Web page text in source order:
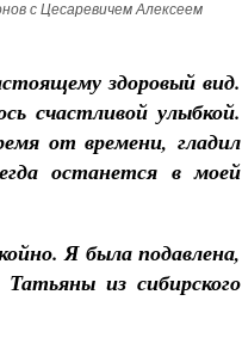
с Цесаревичем Алексеем
здоровый вид.
счастливой улыбкой.
от времени, гладил
останется в моей
Я была подавлена,
из сибирского